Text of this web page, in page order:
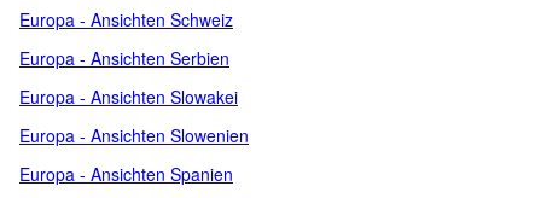
Europa - Ansichten Schweiz
Europa - Ansichten Serbien
Europa - Ansichten Slowakei
Europa - Ansichten Slowenien
Europa - Ansichten Spanien